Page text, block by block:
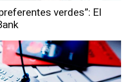
verdes”: El